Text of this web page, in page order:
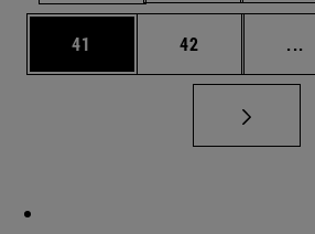
Página
41 Página
42 ...